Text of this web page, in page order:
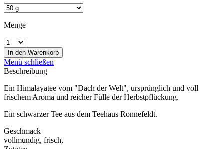
Menge
In den Warenkorb
Menü schließen
Beschreibung
Ein Himalayatee vom "Dach der Welt", ursprünglich und voll
frischem Aroma und reicher Fülle der Herbstpflückung.
Ein schwarzer Tee aus dem Teehaus Ronnefeldt.
Geschmack
vollmundig, frisch,